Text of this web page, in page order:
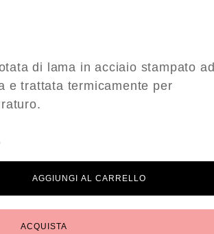
di lama in acciaio stampato ad
e trattata termicamente per
AGGIUNGI AL CARRELLO
ACQUISTA